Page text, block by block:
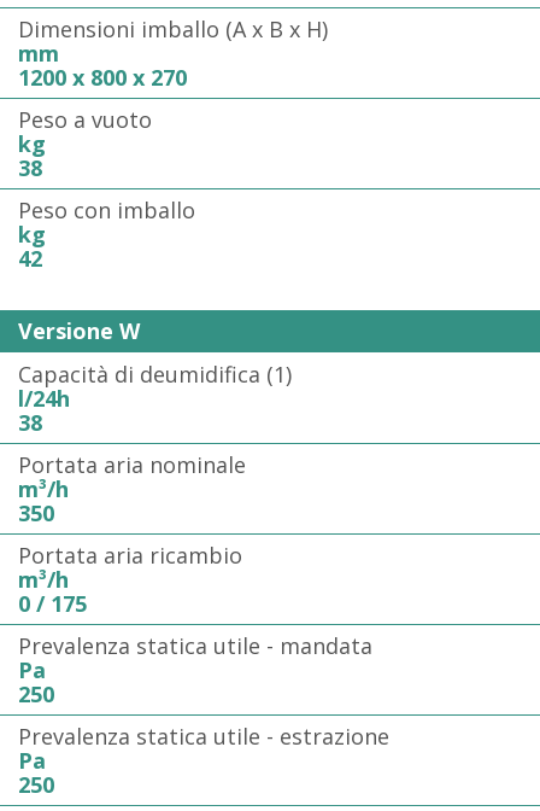
Dimensioni imballo (A x B x H)
mm
1200 x 800 x 270
Peso a vuoto
kg
38
Peso con imballo
kg
42
Versione W
Capacità di deumidifica (1)
l/24h
38
Portata aria nominale
m³/h
350
Portata aria ricambio
m³/h
0 / 175
Prevalenza statica utile - mandata
Pa
250
Prevalenza statica utile - estrazione
Pa
250